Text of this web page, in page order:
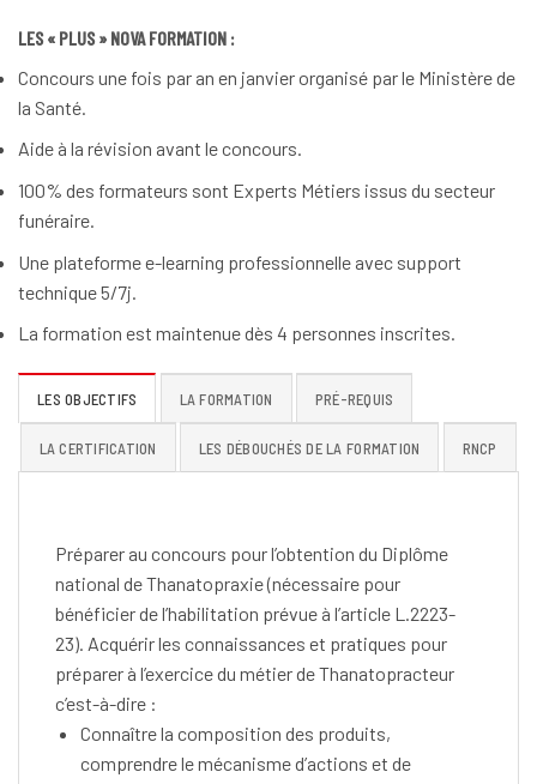
LES « PLUS » NOVA FORMATION :
Concours une fois par an en janvier organisé par le Ministère de
la Santé.
Aide à la révision avant le concours.
100% des formateurs sont Experts Métiers issus du secteur
funéraire.
Une plateforme e-learning professionnelle avec support
technique 5/7j.
La formation est maintenue dès 4 personnes inscrites.
LES OBJECTIFS LA FORMATION PRÉ-REQUIS
LA CERTIFICATION LES DÉBOUCHÉS DE LA FORMATION RNCP
Préparer au concours pour l’obtention du Diplôme
national de Thanatopraxie (nécessaire pour
bénéficier de l’habilitation prévue à l’article L.2223-
23). Acquérir les connaissances et pratiques pour
préparer à l’exercice du métier de Thanatopracteur
c’est-à-dire :
Connaître la composition des produits,
comprendre le mécanisme d’actions et de